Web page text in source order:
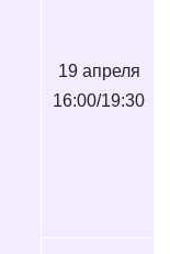
19 апреля
16:00/19:30